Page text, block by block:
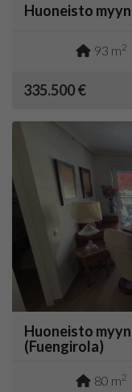
Huoneisto
93 m2
335.500 €
Huoneisto
(Fuengirola)
80 m2